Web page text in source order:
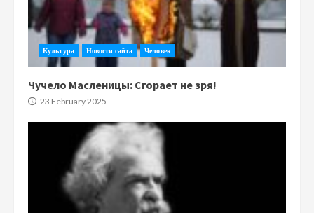
Культура Новости сайта Человек
Чучело Масленицы: Сгорает не зря!
23 February 2025